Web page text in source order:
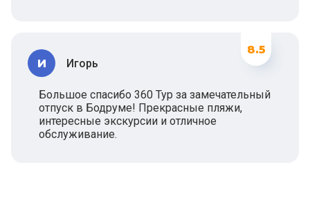
И Игорь
8.5
Большое спасибо 360 Тур за замечательный
отпуск в Бодруме! Прекрасные пляжи,
интересные экскурсии и отличное
обслуживание.